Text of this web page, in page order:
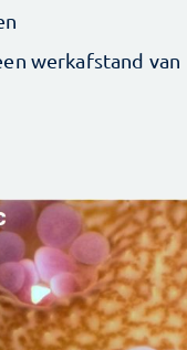
werkafstand van